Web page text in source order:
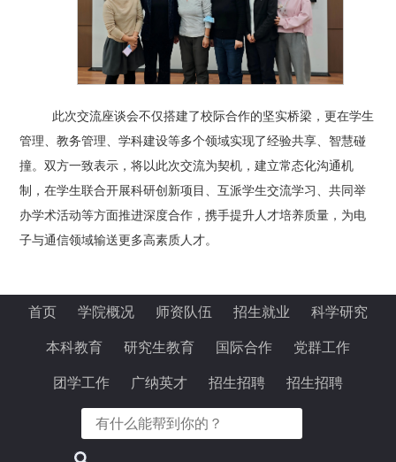
此次交流座谈会不仅搭建了校际合作的坚实桥梁，更在学生
管理、教务管理、学科建设等多个领域实现了经验共享、智慧碰
撞。双方一致表示，将以此次交流为契机，建立常态化沟通机
制，在学生联合开展科研创新项目、互派学生交流学习、共同举
办学术活动等方面推进深度合作，携手提升人才培养质量，为电
子与通信领域输送更多高素质人才。
首页 学院概况 师资队伍 招生就业 科学研究
本科教育 研究生教育 国际合作 党群工作
团学工作 广纳英才 招生招聘 招生招聘